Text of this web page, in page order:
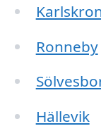
Ronneby
Hällevik